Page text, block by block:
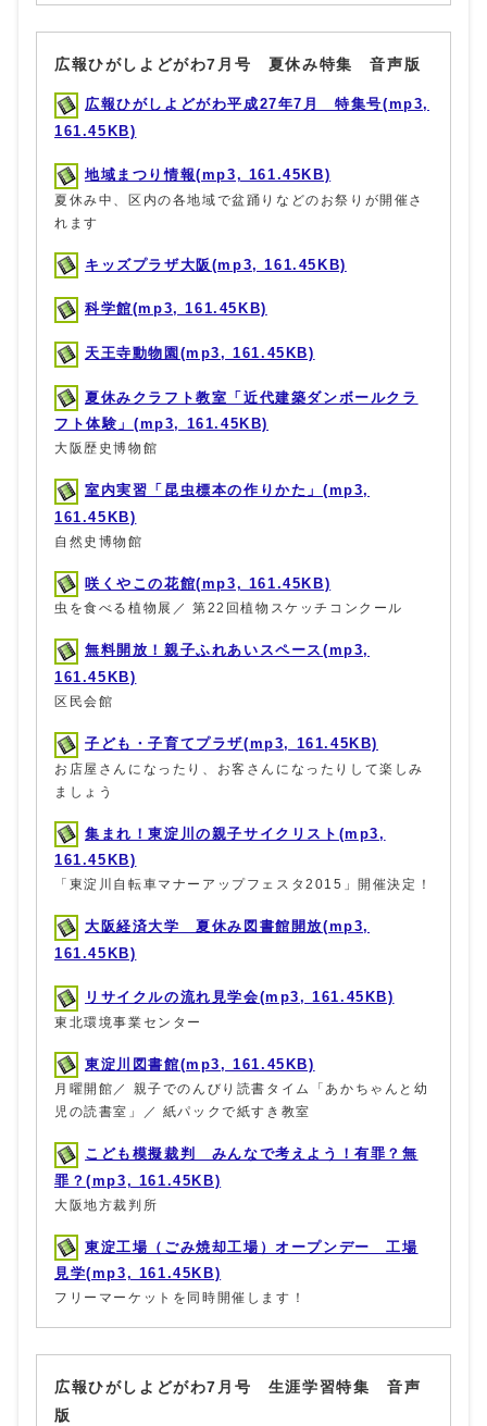
広報ひがしよどがわ7月号 夏休み特集 音声版
広報ひがしよどがわ平成27年7月 特集号(mp3,
161.45KB)
地域まつり情報(mp3, 161.45KB)
夏休み中、区内の各地域で盆踊りなどのお祭りが開催さ
れます
キッズプラザ大阪(mp3, 161.45KB)
科学館(mp3, 161.45KB)
天王寺動物園(mp3, 161.45KB)
夏休みクラフト教室「近代建築ダンボールクラ
フト体験」(mp3, 161.45KB)
大阪歴史博物館
室内実習「昆虫標本の作りかた」(mp3,
161.45KB)
自然史博物館
咲くやこの花館(mp3, 161.45KB)
虫を食べる植物展／ 第22回植物スケッチコンクール
無料開放！親子ふれあいスペース(mp3,
161.45KB)
区民会館
子ども・子育てプラザ(mp3, 161.45KB)
お店屋さんになったり、お客さんになったりして楽しみ
ましょう
集まれ！東淀川の親子サイクリスト(mp3,
161.45KB)
「東淀川自転車マナーアップフェスタ2015」開催決定！
大阪経済大学 夏休み図書館開放(mp3,
161.45KB)
リサイクルの流れ見学会(mp3, 161.45KB)
東北環境事業センター
東淀川図書館(mp3, 161.45KB)
月曜開館／ 親子でのんびり読書タイム「あかちゃんと幼
児の読書室」／ 紙パックで紙すき教室
こども模擬裁判 みんなで考えよう！有罪？無
罪？(mp3, 161.45KB)
大阪地方裁判所
東淀工場（ごみ焼却工場）オープンデー 工場
見学(mp3, 161.45KB)
フリーマーケットを同時開催します！
広報ひがしよどがわ7月号 生涯学習特集 音声
版